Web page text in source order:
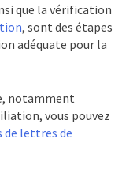
que la vérification
, sont des étapes
adéquate pour la
notamment
vous pouvez
de lettres de